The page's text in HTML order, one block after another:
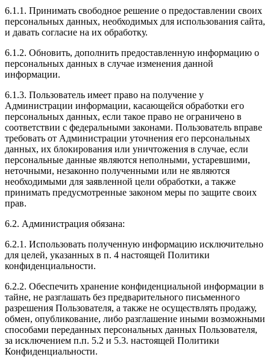
6.1.1. Принимать свободное решение о предоставлении своих
персональных данных, необходимых для использования сайта,
и давать согласие на их обработку.
6.1.2. Обновить, дополнить предоставленную информацию о
персональных данных в случае изменения данной
информации.
6.1.3. Пользователь имеет право на получение у
Администрации информации, касающейся обработки его
персональных данных, если такое право не ограничено в
соответствии с федеральными законами. Пользователь вправе
требовать от Администрации уточнения его персональных
данных, их блокирования или уничтожения в случае, если
персональные данные являются неполными, устаревшими,
неточными, незаконно полученными или не являются
необходимыми для заявленной цели обработки, а также
принимать предусмотренные законом меры по защите своих
прав.
6.2. Администрация обязана:
6.2.1. Использовать полученную информацию исключительно
для целей, указанных в п. 4 настоящей Политики
конфиденциальности.
6.2.2. Обеспечить хранение конфиденциальной информации в
тайне, не разглашать без предварительного письменного
разрешения Пользователя, а также не осуществлять продажу,
обмен, опубликование, либо разглашение иными возможными
способами переданных персональных данных Пользователя,
за исключением п.п. 5.2 и 5.3. настоящей Политики
Конфиденциальности.